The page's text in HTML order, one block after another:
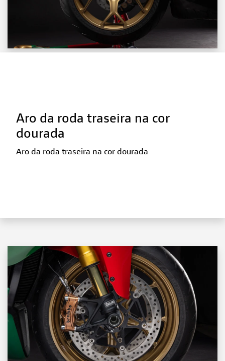
Aro da roda traseira na cor
dourada
Aro da roda traseira na cor dourada